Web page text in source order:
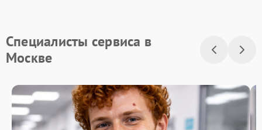
Специалисты сервиса в
Москве